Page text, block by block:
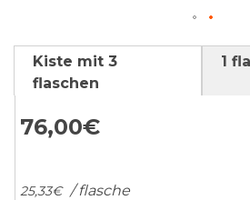
Zum
Anfang
der
springen
Kiste mit 3
flaschen
76,00€
25,33€ / flasche
1